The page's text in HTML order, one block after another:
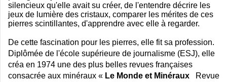
silencieux qu'elle avait su créer, de l'entendre décrire les
jeux de lumière des cristaux, comparer les mérites de ces
pierres scintillantes, d'apprendre avec elle à regarder.
De cette fascination pour les pierres, elle fit sa profession.
Diplômée de l'école supérieure de journalisme (ESJ), elle
créa en 1974 une des plus belles revues françaises
consacrée aux minéraux « Le Monde et Minéraux
Revue